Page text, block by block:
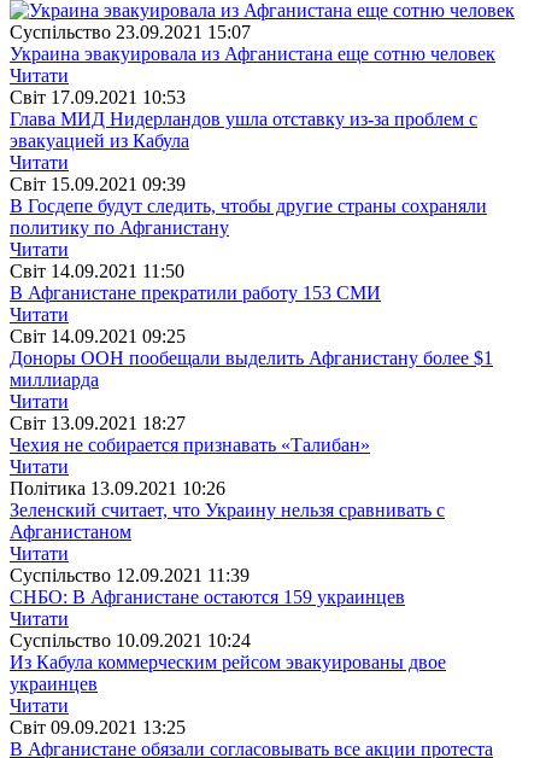
Суспiльство 23.09.2021 15:07
Украина эвакуировала из Афганистана еще сотню человек
Читати
Свiт 17.09.2021 10:53
Глава МИД Нидерландов ушла отставку из-за проблем с
эвакуацией из Кабула
Читати
Свiт 15.09.2021 09:39
В Госдепе будут следить, чтобы другие страны сохраняли
политику по Афганистану
Читати
Свiт 14.09.2021 11:50
В Афганистане прекратили работу 153 СМИ
Читати
Свiт 14.09.2021 09:25
Доноры ООН пообещали выделить Афганистану более $1
миллиарда
Читати
Свiт 13.09.2021 18:27
Чехия не собирается признавать «Талибан»
Читати
Полiтика 13.09.2021 10:26
Зеленский считает, что Украину нельзя сравнивать с
Афганистаном
Читати
Суспiльство 12.09.2021 11:39
СНБО: В Афганистане остаются 159 украинцев
Читати
Суспiльство 10.09.2021 10:24
Из Кабула коммерческим рейсом эвакуированы двое
украинцев
Читати
Свiт 09.09.2021 13:25
В Афганистане обязали согласовывать все акции протеста